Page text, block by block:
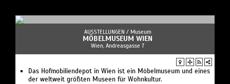
AUSSTELLUNGEN / Museum
MÖBELMUSEUM WIEN
Wien, Andreasgasse 7
Das Hofmobiliendepot in Wien ist ein Möbelmuseum und eines
der weltweit größten Museen für Wohnkultur.